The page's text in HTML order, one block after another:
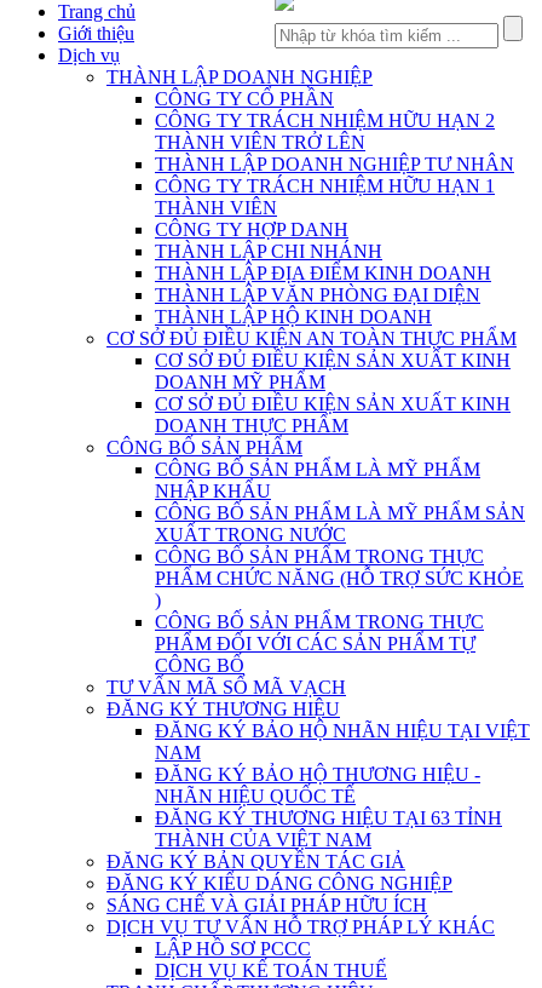
Trang chủ
Giới thiệu
Dịch vụ
THÀNH LẬP DOANH NGHIỆP
CÔNG TY CỔ PHẦN
CÔNG TY TRÁCH NHIỆM HỮU HẠN 2
THÀNH VIÊN TRỞ LÊN
THÀNH LẬP DOANH NGHIỆP TƯ NHÂN
CÔNG TY TRÁCH NHIỆM HỮU HẠN 1
THÀNH VIÊN
CÔNG TY HỢP DANH
THÀNH LẬP CHI NHÁNH
THÀNH LẬP ĐỊA ĐIỂM KINH DOANH
THÀNH LẬP VĂN PHÒNG ĐẠI DIỆN
THÀNH LẬP HỘ KINH DOANH
CƠ SỞ ĐỦ ĐIỀU KIỆN AN TOÀN THỰC PHẨM
CƠ SỞ ĐỦ ĐIỀU KIỆN SẢN XUẤT KINH
DOANH MỸ PHẨM
CƠ SỞ ĐỦ ĐIỀU KIỆN SẢN XUẤT KINH
DOANH THỰC PHẨM
CÔNG BỐ SẢN PHẨM
CÔNG BỐ SẢN PHẨM LÀ MỸ PHẨM
NHẬP KHẨU
CÔNG BỐ SẢN PHẨM LÀ MỸ PHẨM SẢN
XUẤT TRONG NƯỚC
CÔNG BỐ SẢN PHẨM TRONG THỰC
PHẨM CHỨC NĂNG (HỖ TRỢ SỨC KHỎE
)
CÔNG BỐ SẢN PHẨM TRONG THỰC
PHẨM ĐỐI VỚI CÁC SẢN PHẨM TỰ
CÔNG BỐ
TƯ VẤN MÃ SỐ MÃ VẠCH
ĐĂNG KÝ THƯƠNG HIỆU
ĐĂNG KÝ BẢO HỘ NHÃN HIỆU TẠI VIỆT
NAM
ĐĂNG KÝ BẢO HỘ THƯƠNG HIỆU -
NHÃN HIỆU QUỐC TẾ
ĐĂNG KÝ THƯƠNG HIỆU TẠI 63 TỈNH
THÀNH CỦA VIỆT NAM
ĐĂNG KÝ BẢN QUYỀN TÁC GIẢ
ĐĂNG KÝ KIỂU DÁNG CÔNG NGHIỆP
SÁNG CHẾ VÀ GIẢI PHÁP HỮU ÍCH
DỊCH VỤ TƯ VẤN HỖ TRỢ PHÁP LÝ KHÁC
LẬP HỒ SƠ PCCC
DỊCH VỤ KẾ TOÁN THUẾ